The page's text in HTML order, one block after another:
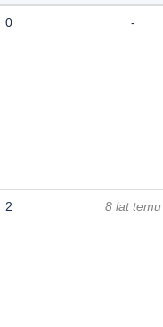
0 -
2 8 lat temu